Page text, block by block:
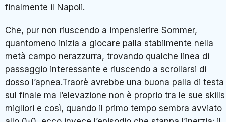
finalmente il Napoli.
Che, pur non riuscendo a impensierire Sommer,
quantomeno inizia a giocare palla stabilmente nella
metà campo nerazzurra, trovando qualche linea di
passaggio interessante e riuscendo a scrollarsi di
dosso l’apnea.Traorè avrebbe una buona palla di testa
sul finale ma l’elevazione non è proprio tra le sue skills
migliori e così, quando il primo tempo sembra avviato